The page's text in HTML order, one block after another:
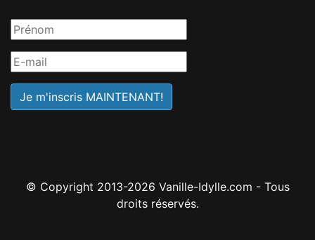
© Copyright 2013-2026 Vanille-Idylle.com - Tous
droits réservés.